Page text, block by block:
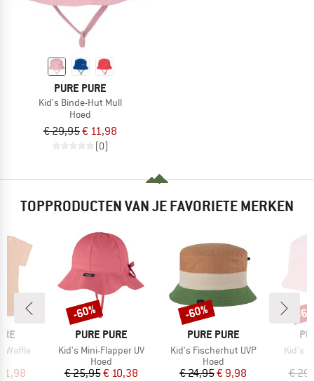
PURE PURE
Kid's Binde-Hut Mull
Hoed
€ 29,95€ 11,98
(0)
TOPPRODUCTEN VAN JE FAVORIETE MERKEN
Waffle
prijs
MERK
PURE PURE
Artikel
Kid's Mini-Flapper UV
Productgroep
Hoed
Prijs
€ 25,95Verlaagde prijs
€ 10,38
Korting
-60%
MERK
PURE PURE
Artikel
Kid's Fischerhut UVP
Productgroep
Hoed
Prijs
€ 24,95Verlaagde prijs
€ 9,98
Korting
-60%
Artikel
Kid's
€
-